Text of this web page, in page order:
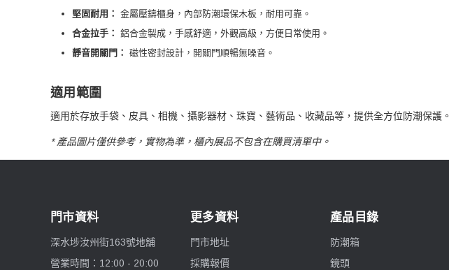
堅固耐用： 金屬壓鑄櫃身，內部防潮環保木板，耐用可靠。
合金拉手： 鋁合金製成，手感舒適，外觀高級，方便日常使用。
靜音開關門： 磁性密封設計，開關門順暢無噪音。
適用範圍
適用於存放手袋、皮具、相機、攝影器材、珠寶、藝術品、收藏品等，提供全方位防潮保護。
* 產品圖片僅供參考，實物為準，櫃內展品不包含在購買清單中。
門市資料
深水埗汝州街163號地舖
營業時間：12:00 - 20:00
更多資料
門市地址
採購報價
產品目錄
防潮箱
鏡頭